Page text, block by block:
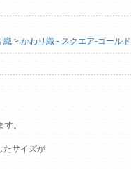
織 > かわり織 - スクエア-ゴールド
。
たサイズが